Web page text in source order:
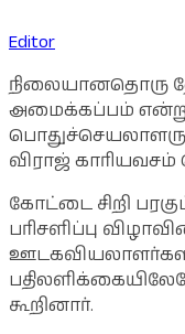
Editor
நிலையானதொரு
அமைக்கப்பம் என்று
விராஜ் காரியவசம்
கோட்டை சிறி
பரிசளிப்பு
கூறினார்.